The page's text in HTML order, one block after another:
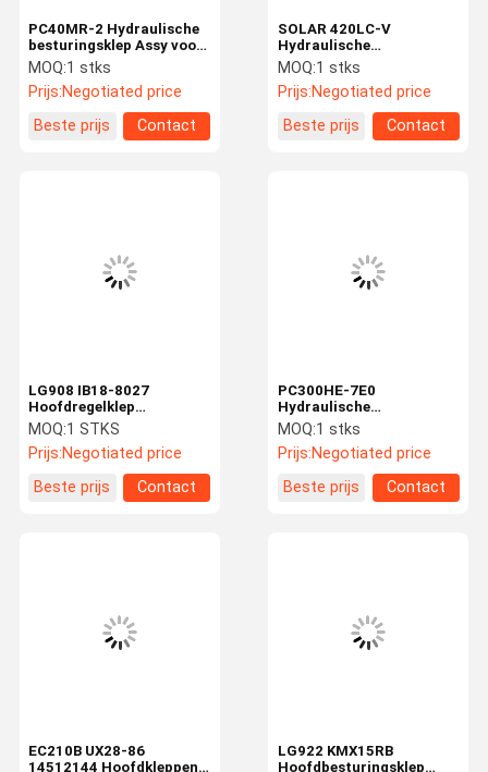
SOLAR 420LC-V
Hydraulische
besturingsklep voor
graafmachine onderdelen
MOQ:1 stks
Prijs:Negotiated price
Beste prijs
Contact
PC40MR-2 Hydraulische
besturingsklep Assy voor
Komatsu Graafmachine
Spare Parts 1001-5500
Hoofdbesturingsklep
MOQ:1 stks
Prijs:Negotiated price
Beste prijs
Contact
PC300HE-7E0
Hydraulische
besturingsklep Assy voor
Komatsu Graafmachine
Onderdelen 723-48-
Hoofdbesturingsklep
MOQ:1 stks
Prijs:Negotiated price
Beste prijs
Contact
LG908 IB18-8027
Hoofdregelklep
Graafmachine
Hydraulische
distributieklep voor
graafmachine
reserveonderdelen
MOQ:1 STKS
Prijs:Negotiated price
Beste prijs
Contact
LG922 KMX15RB
Hoofdbesturingsklep
EC210B UX28-86
14512144 Hoofdkleppen